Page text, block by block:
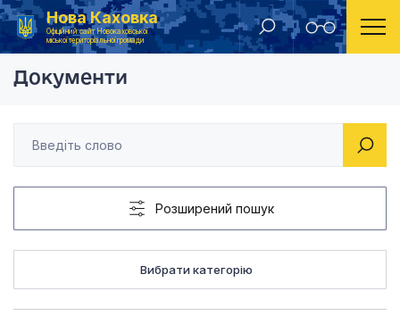
Нова Каховка
Офіційний сайт Новокаховської
міської територіальної громади
Головна Розпорядження Новокаховського міського
Документи
Розширений пошук
Вибрати категорію